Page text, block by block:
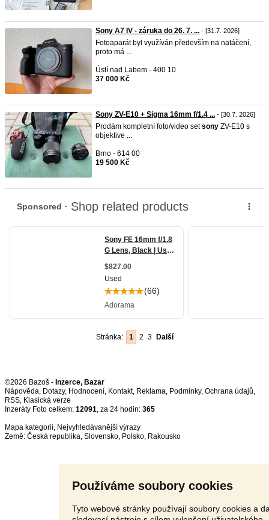
Používáme soubory cookies
Tyto webové stránky používají soubory cookies a
Sony A7 IV - záruka do 26. 7. ... - [31.7. 2026]
Fotoaparát byl využíván především na natáčení,
proto má ...
Ústí nad Labem - 400 10
37 000 Kč
Sony ZV-E10 + Sigma 16mm f/1.4 ... - [30.7. 2026]
Prodám kompletní foto/video setsony ZV-E10 s
objektive ...
Brno - 614 00
19 500 Kč
Stránka: 1 2 3 Další
©2026 Bazoš - Inzerce, Bazar
Nápověda, Dotazy, Hodnocení, Kontakt, Reklama, Podmínky, Ochrana údajů,
RSS,
Inzeráty Foto celkem: 12091, za 24 hodin: 365
Mapa kategorií, Nejvyhledávanější výrazy
Země: Česká republika, Slovensko, Polsko, Rakousko